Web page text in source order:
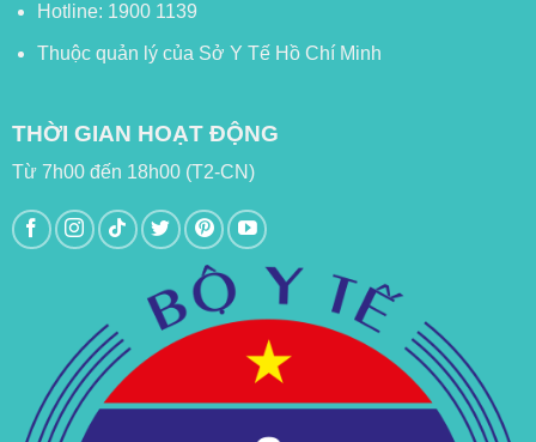
Hotline: 1900 1139
Thuộc quản lý của Sở Y Tế Hồ Chí Minh
THỜI GIAN HOẠT ĐỘNG
Từ 7h00 đến 18h00 (T2-CN)